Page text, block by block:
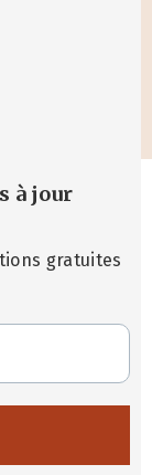
à jour
gratuites